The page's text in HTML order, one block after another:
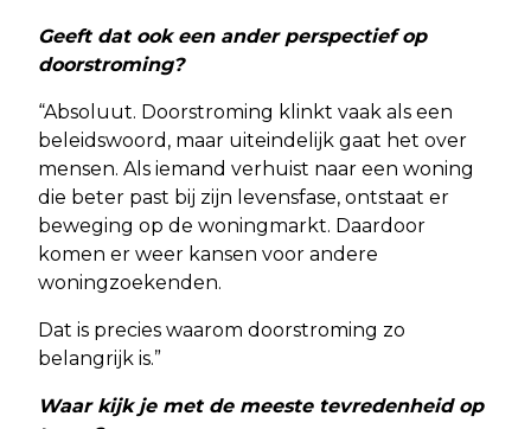
Geeft dat ook een ander perspectief op
doorstroming?
“Absoluut. Doorstroming klinkt vaak als een
beleidswoord, maar uiteindelijk gaat het over
mensen. Als iemand verhuist naar een woning
die beter past bij zijn levensfase, ontstaat er
beweging op de woningmarkt. Daardoor
komen er weer kansen voor andere
woningzoekenden.
Dat is precies waarom doorstroming zo
belangrijk is.”
Waar kijk je met de meeste tevredenheid op